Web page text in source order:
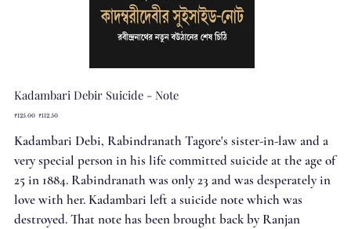
Kadambari Debir Suicide - Note
Original
₹125.00 Sale
₹112.50
Kadambari Debi, Rabindranath Tagore's sister-in-law and a
very special person in his life committed suicide at the age of
25 in 1884. Rabindranath was only 23 and was desperately in
love with her. Kadambari left a suicide note which was
destroyed. That note has been brought back by Ranjan